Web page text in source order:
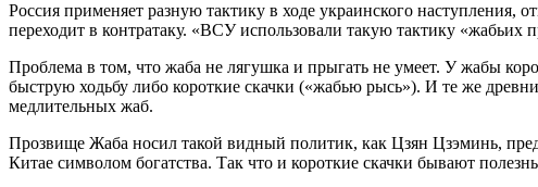
Россия применяет разную тактику в ходе украинского наступления,
переходит в контратаку. «ВСУ использовали такую тактику
Проблема в том, что жаба не лягушка и прыгать не умеет. У жабы
быструю ходьбу либо короткие скачки («жабью рысь»). И те же
медлительных жаб.
Прозвище Жаба носил такой видный политик, как Цзян Цзэминь,
Китае символом богатства. Так что и короткие скачки бывают